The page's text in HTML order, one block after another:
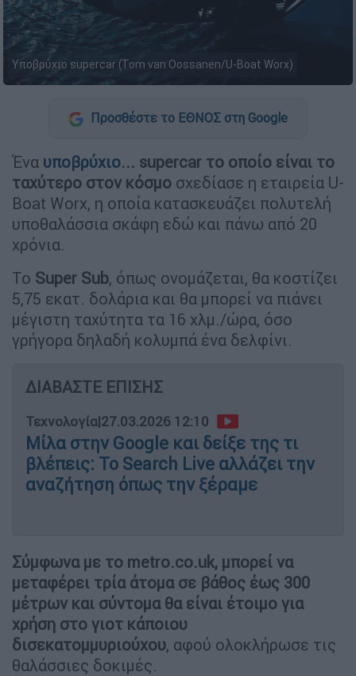
Υποβρύχιο supercar (Tom van Oossanen/U-Boat Worx)
Προσθέστε το ΕΘΝΟΣ στη Google
Ένα υποβρύχιο... supercar το οποίο είναι το
ταχύτερο στον κόσμο σχεδίασε η εταιρεία U-
Boat Worx, η οποία κατασκευάζει πολυτελή
υποθαλάσσια σκάφη εδώ και πάνω από 20
χρόνια.
Το Super Sub, όπως ονομάζεται, θα κοστίζει
5,75 εκατ. δολάρια και θα μπορεί να πιάνει
μέγιστη ταχύτητα τα 16 χλμ./ώρα, όσο
γρήγορα δηλαδή κολυμπά ένα δελφίνι.
ΔΙΑΒΑΣΤΕ ΕΠΙΣΗΣ
Τεχνολογία|27.03.2026 12:10
Μίλα στην Google και δείξε της τι
βλέπεις: Το Search Live αλλάζει την
αναζήτηση όπως την ξέραμε
Σύμφωνα με το metro.co.uk, μπορεί να
μεταφέρει τρία άτομα σε βάθος έως 300
μέτρων και σύντομα θα είναι έτοιμο για
χρήση στο γιοτ κάποιου
δισεκατομμυριούχου, αφού ολοκλήρωσε τις
θαλάσσιες δοκιμές.